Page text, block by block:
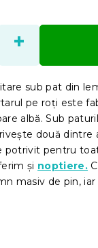
sub pat din
pe roți este
albă. Sub
două dintre
potrivit pentru
și noptiere.
masiv de pin,